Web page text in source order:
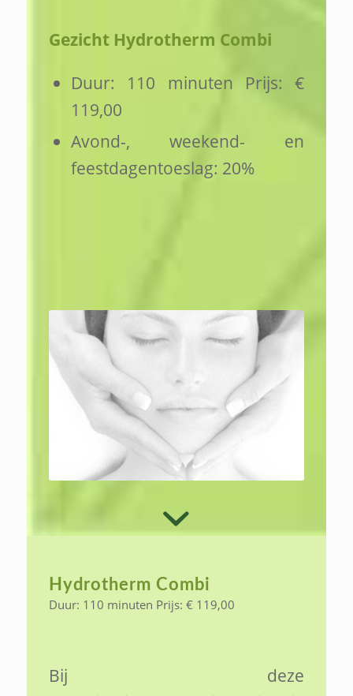
Gezicht Hydrotherm Combi
Duur: 110 minuten Prijs: €
119,00
Avond-, weekend- en
feestdagentoeslag: 20%
Hydrotherm Combi
Duur: 110 minuten Prijs: € 119,00
Bij deze